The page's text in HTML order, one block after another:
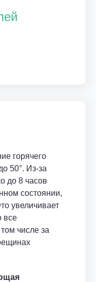
горячего
50°. Из-за
до 8 часов
состоянии,
увеличивает
все
числе за